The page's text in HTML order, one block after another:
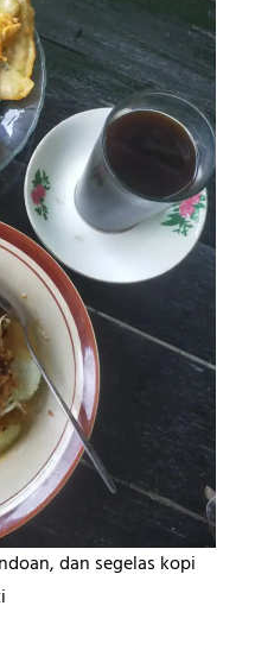
dan segelas kopi